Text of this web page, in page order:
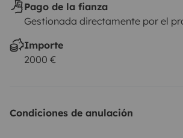
Pago de la fianza
Gestionada directamente por el
Importe
2000 €
Condiciones de anulación